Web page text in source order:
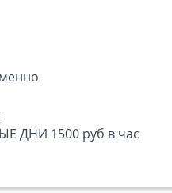
ДНИ 1500 руб в час